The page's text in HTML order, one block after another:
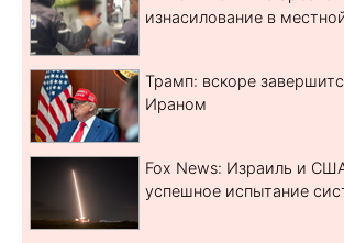
изнасилование в
Трамп: вскоре
Ираном
Fox News: Израиль и
успешное испытание